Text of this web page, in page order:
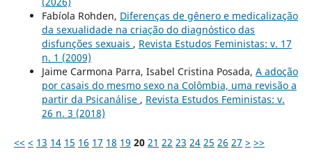
Fabíola Rohden, Diferenças de gênero e medicalização
da sexualidade na criação do diagnóstico das
disfunções sexuais , Revista Estudos Feministas: v. 17
n. 1 (2009)
Jaime Carmona Parra, Isabel Cristina Posada, A adoção
por casais do mesmo sexo na Colômbia, uma revisão a
partir da Psicanálise , Revista Estudos Feministas: v.
26 n. 3 (2018)
<< < 13 14 15 16 17 18 19 20 21 22 23 24 25 26 27 > >>